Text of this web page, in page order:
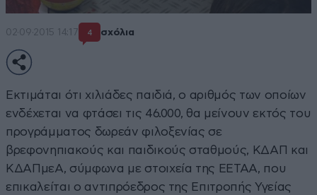
02·09·2015 14:17 4 σχόλια
Εκτιμάται ότι χιλιάδες παιδιά, ο αριθμός των οποίων
ενδέχεται να φτάσει τις 46.000, θα μείνουν εκτός του
προγράμματος δωρεάν φιλοξενίας σε
βρεφονηπιακούς και παιδικούς σταθμούς, ΚΔΑΠ και
ΚΔΑΠμεΑ, σύμφωνα με στοιχεία της ΕΕΤΑΑ, που
επικαλείται ο αντιπρόεδρος της Επιτροπής Υγείας